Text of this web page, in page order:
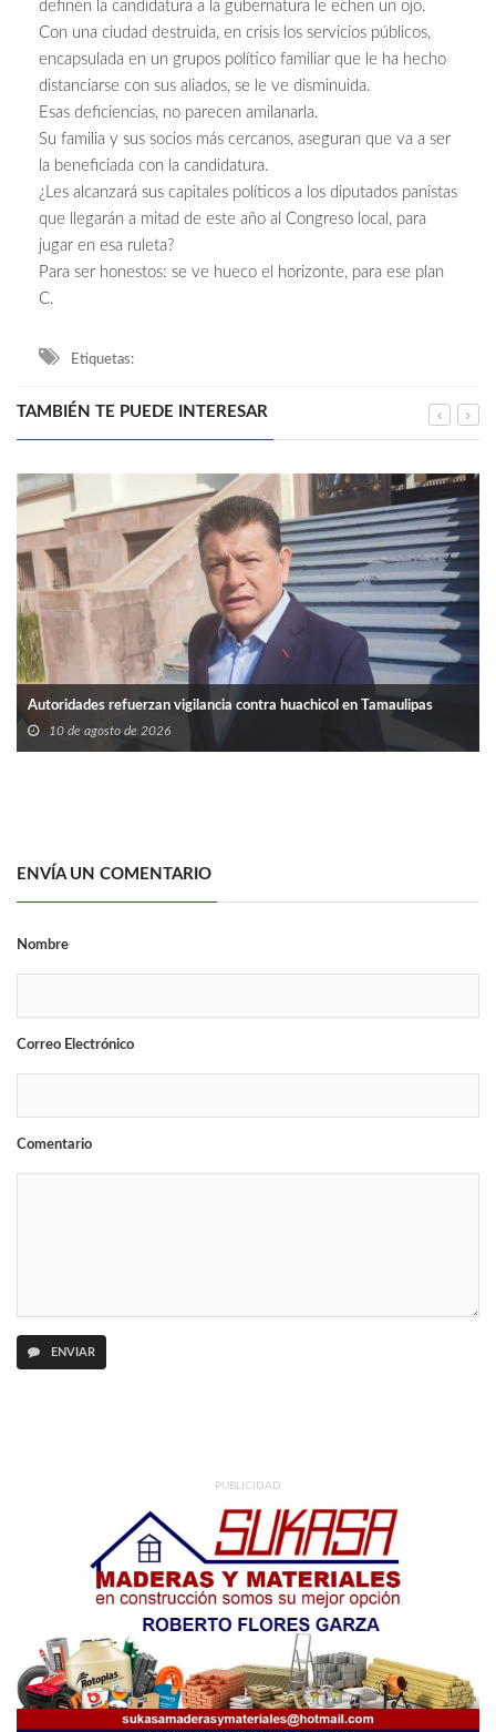
definen la candidatura a la gubernatura le echen un ojo.
Con una ciudad destruida, en crisis los servicios públicos,
encapsulada en un grupos político familiar que le ha hecho
distanciarse con sus aliados, se le ve disminuida.
Esas deficiencias, no parecen amilanarla.
Su familia y sus socios más cercanos, aseguran que va a ser
la beneficiada con la candidatura.
¿Les alcanzará sus capitales políticos a los diputados panistas
que llegarán a mitad de este año al Congreso local, para
jugar en esa ruleta?
Para ser honestos: se ve hueco el horizonte, para ese plan
C.
Etiquetas:
TAMBIÉN TE PUEDE INTERESAR
Autoridades refuerzan vigilancia contra huachicol en Tamaulipas
10 de agosto de 2026
ENVÍA UN COMENTARIO
Nombre
Correo Electrónico
Comentario
ENVIAR
PUBLICIDAD